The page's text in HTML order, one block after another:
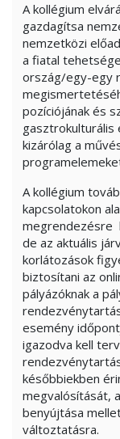
A kollégium
gazdagítsa
nemzetközi
a fiatal
ország/egy-egy
pozíciójának és
gasztrokulturális
kizárólag a
A kollégium
kapcsolatokon
megrendezésre
de az aktuális
korlátozások
biztosítani az
pályázóknak a
esemény
igazodva kell
későbbiekben
megvalósítását,
benyújtása
változtatásra.